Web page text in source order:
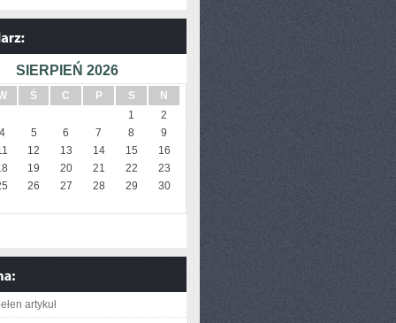
SIERPIEŃ 2026
Ś C P S
N
1
2
5 6 7 8
9
12 13 14 15
16
19 20 21 22
23
26 27 28 29 30
artykuł